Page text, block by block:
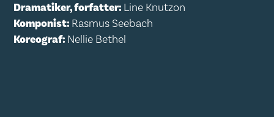
Dramatiker, forfatter: Line Knutzon
Komponist: Rasmus Seebach
Koreograf: Nellie Bethel